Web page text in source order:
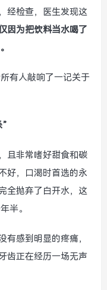
经检查，医生发现这
因为把饮料当水喝了
有人敲响了一记关于
且非常嗜好甜食和碳
好，口渴时首选的永
全抛弃了白开水，这
半。
有感到明显的疼痛，
齿正在经历一场无声